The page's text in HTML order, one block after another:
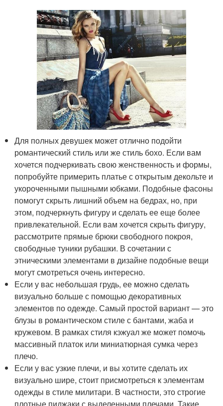
Для полных девушек может отлично подойти
романтический стиль или же стиль бохо. Если вам
хочется подчеркивать свою женственность и формы,
попробуйте примерить платье с открытым декольте и
укороченными пышными юбками. Подобные фасоны
помогут скрыть лишний объем на бедрах, но, при
этом, подчеркнуть фигуру и сделать ее еще более
привлекательной. Если вам хочется скрыть фигуру,
рассмотрите прямые брюки свободного покроя,
свободные туники рубашки. В сочетании с
этническими элементами в дизайне подобные вещи
могут смотреться очень интересно.
Если у вас небольшая грудь, ее можно сделать
визуально больше с помощью декоративных
элементов по одежде. Самый простой вариант — это
блузы в романтическом стиле с бантами, жаба и
кружевом. В рамках стиля кэжуал же может помочь
массивный платок или миниатюрная сумка через
плечо.
Если у вас узкие плечи, и вы хотите сделать их
визуально шире, стоит присмотреться к элементам
одежды в стиле милитари. В частности, это строгие